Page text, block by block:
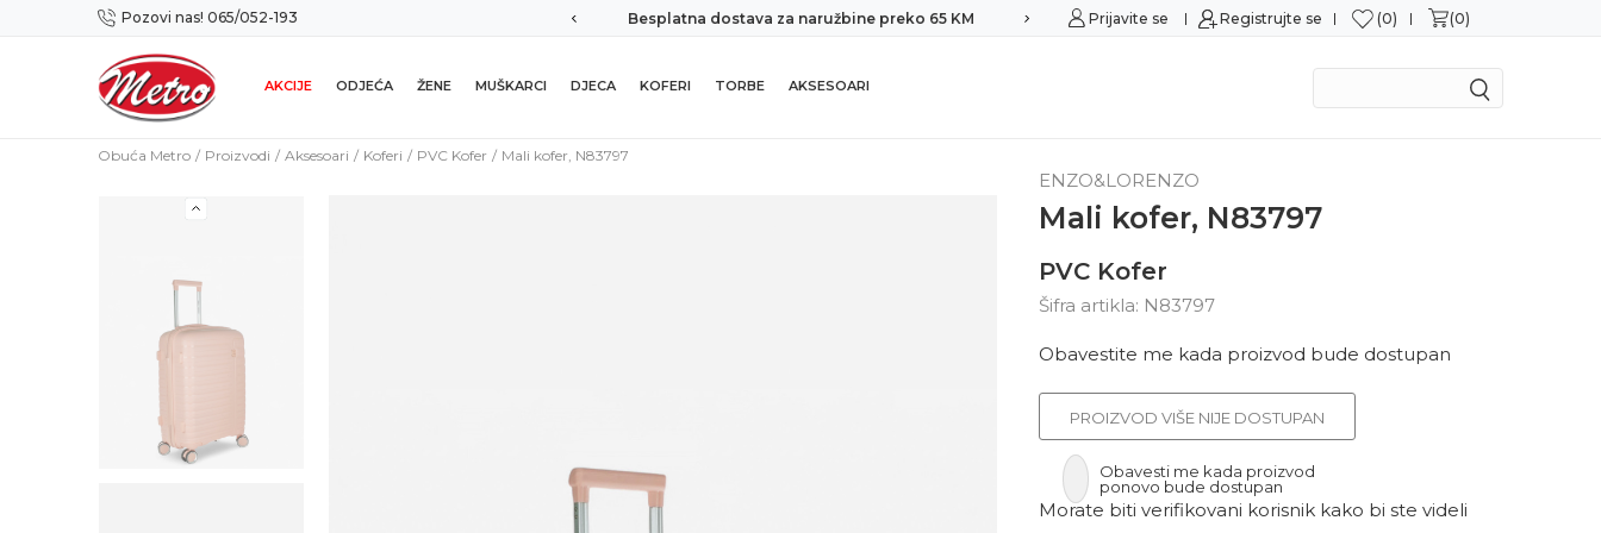
Pozovi nas! 065/052-193
Preuzmi NOVU Metro mobilnu aplikaciju! Besplatna dostava za naružbine preko 65 KM Sigurna kupovina
Prijavite se Registrujte se 0 0
AKCIJE ODJEĆA ŽENE MUŠKARCI DJECA KOFERI TORBE AKSESOARI
Obuća Metro Proizvodi Aksesoari Koferi PVC Kofer Mali kofer, N83797
ENZO&LORENZO
Mali kofer, N83797
PVC Kofer
Šifra artikla: N83797
Obavestite me kada proizvod bude dostupan
PROIZVOD VIŠE NIJE DOSTUPAN
Obavesti me kada proizvod
ponovo bude dostupan
Morate biti verifikovani korisnik kako bi ste videli